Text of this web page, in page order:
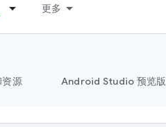
更多
源 Android Studio 预览版